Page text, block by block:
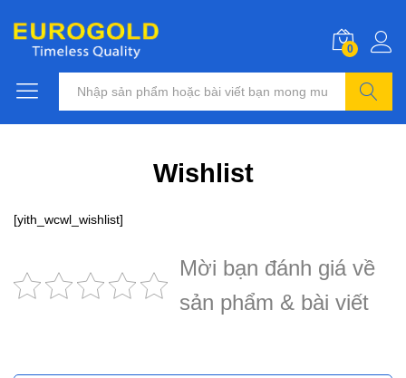
0
Wishlist
[yith_wcwl_wishlist]
Mời bạn đánh giá về
sản phẩm & bài viết